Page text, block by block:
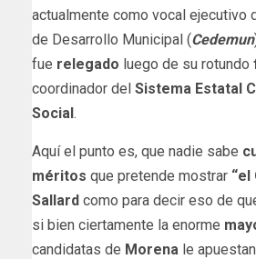
actualmente como vocal ejecutivo
de Desarrollo Municipal (Cedemun
fue relegado luego de su rotundo
coordinador del Sistema Estatal
Social.
Aquí el punto es, que nadie sabe
méritos que pretende mostrar “el
Sallard como para decir eso de
si bien ciertamente la enorme
candidatas de Morena le